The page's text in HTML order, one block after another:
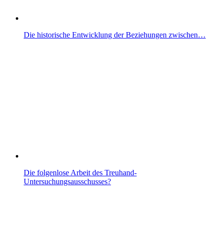
Die historische Entwicklung der Beziehungen zwischen…
Die folgenlose Arbeit des Treuhand-
Untersuchungsausschusses?